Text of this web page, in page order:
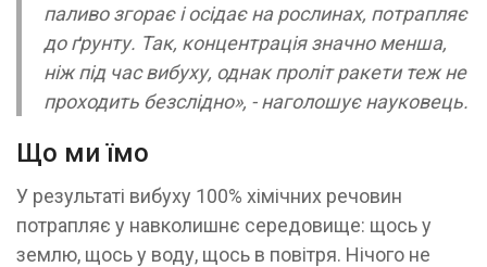
паливо згорає і осідає на рослинах, потрапляє
до ґрунту. Так, концентрація значно менша,
ніж під час вибуху, однак проліт ракети теж не
проходить безслідно», - наголошує науковець.
Що ми їмо
У результаті вибуху 100% хімічних речовин
потрапляє у навколишнє середовище: щось у
землю, щось у воду, щось в повітря. Нічого не